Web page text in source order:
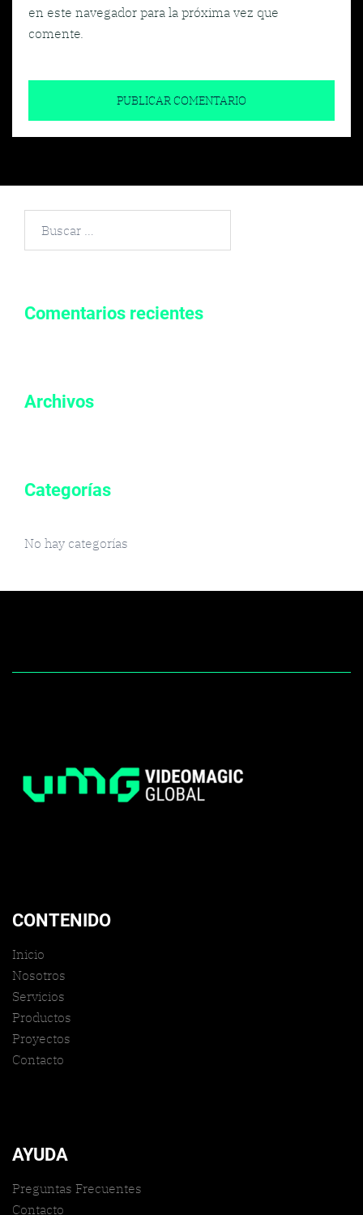
en este navegador para la próxima vez que
comente.
Comentarios recientes
Archivos
Categorías
No hay categorías
CONTENIDO
Inicio
Nosotros
Servicios
Productos
Proyectos
Contacto
AYUDA
Preguntas Frecuentes
Contacto